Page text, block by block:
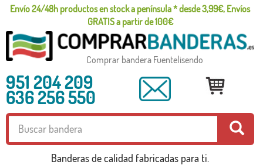
Envío 24/48h productos en stock a península * desde 3,99€, Envíos
GRATIS a partir de 100€
Comprar bandera Fuentelisendo
951 204 209
636 256 550
Banderas de calidad fabricadas para ti.